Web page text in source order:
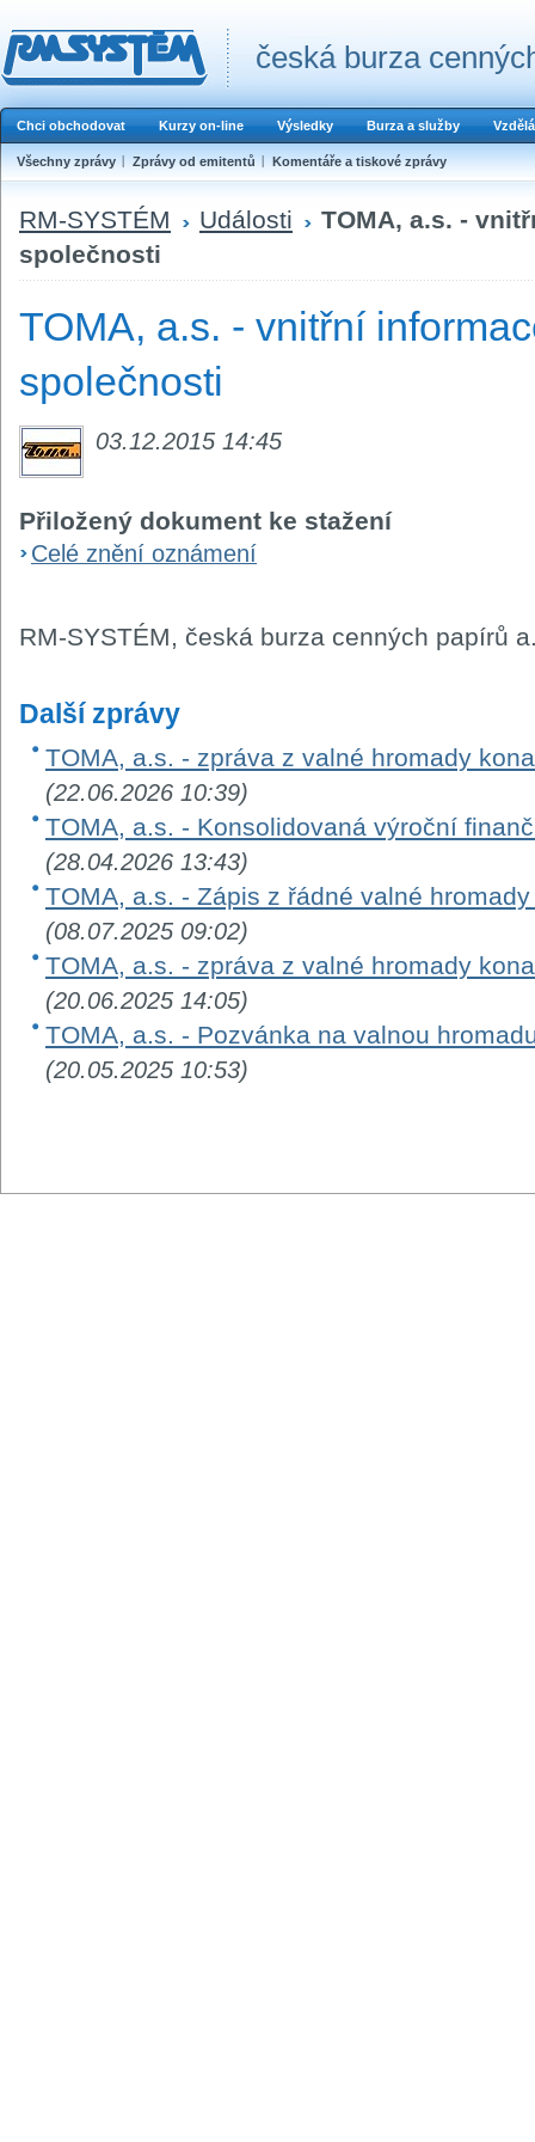
česká burza
Chci obchodovat Kurzy on-line Výsledky Burza a služby
Všechny zprávy Zprávy od emitentů Komentáře a tiskové zprávy
RM-SYSTÉM Události
TOMA, a.s. -
společnosti
TOMA, a.s. - vnitřní
společnosti
03.12.2015 14:45
Přiložený dokument ke stažení
Celé znění oznámení
RM-SYSTÉM, česká burza cenných papírů
Další zprávy
TOMA, a.s. - zpráva z valné hromady
(22.06.2026 10:39)
TOMA, a.s. - Konsolidovaná výroční
(28.04.2026 13:43)
TOMA, a.s. - Zápis z řádné valné
(08.07.2025 09:02)
TOMA, a.s. - zpráva z valné hromady
(20.06.2025 14:05)
TOMA, a.s. - Pozvánka na valnou
(20.05.2025 10:53)